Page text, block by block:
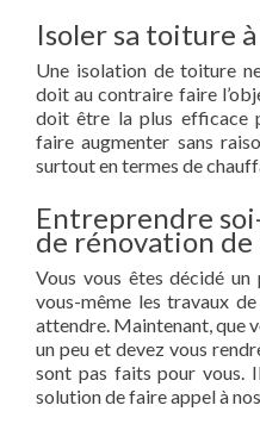
Isoler sa toiture
Une isolation de toiture
doit au contraire faire
doit être la plus efficace
faire augmenter sans
surtout en termes de
Entreprendre
de rénovation
Vous vous êtes décidé
vous-même les travaux
attendre. Maintenant, que
un peu et devez vous
sont pas faits pour vous.
solution de faire appel à